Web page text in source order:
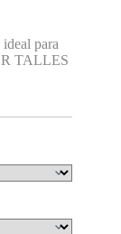
para
TALLES